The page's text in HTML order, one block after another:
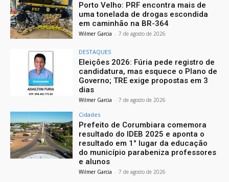
Porto Velho: PRF encontra mais de
uma tonelada de drogas escondida
em caminhão na BR-364
Wilmer Garcia - 7 de agosto de 2026
DESTAQUES
Eleições 2026: Fúria pede registro de
candidatura, mas esquece o Plano de
Governo; TRE exige propostas em 3
dias
Wilmer Garcia - 7 de agosto de 2026
Cidades
Prefeito de Corumbiara comemora
resultado do IDEB 2025 e aponta o
resultado em 1° lugar da educação
do município parabeniza professores
e alunos
Wilmer Garcia - 7 de agosto de 2026